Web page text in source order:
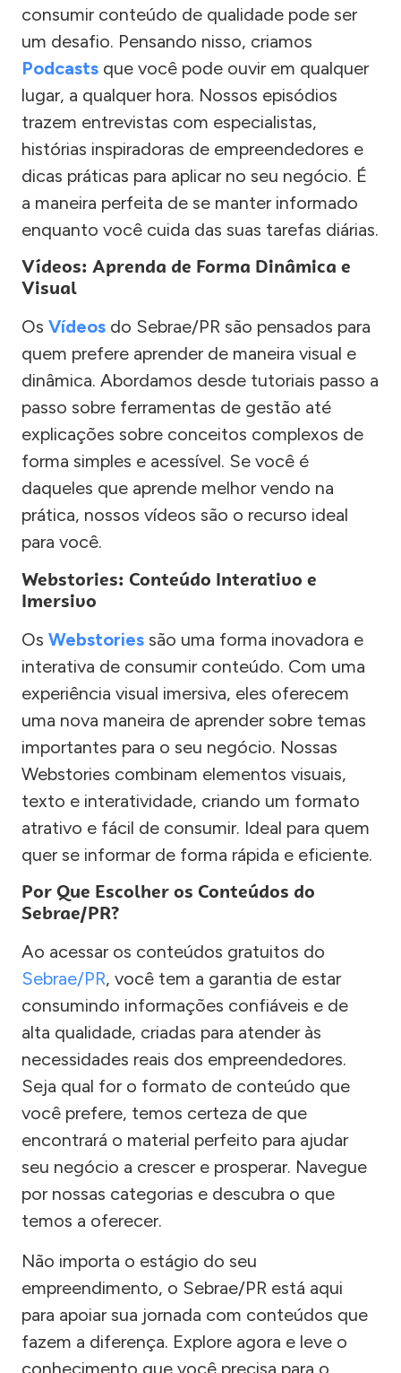
consumir conteúdo de qualidade pode ser
um desafio. Pensando nisso, criamos
Podcasts que você pode ouvir em qualquer
lugar, a qualquer hora. Nossos episódios
trazem entrevistas com especialistas,
histórias inspiradoras de empreendedores e
dicas práticas para aplicar no seu negócio. É
a maneira perfeita de se manter informado
enquanto você cuida das suas tarefas diárias.
Vídeos: Aprenda de Forma Dinâmica e
Visual
Os Vídeos do Sebrae/PR são pensados para
quem prefere aprender de maneira visual e
dinâmica. Abordamos desde tutoriais passo a
passo sobre ferramentas de gestão até
explicações sobre conceitos complexos de
forma simples e acessível. Se você é
daqueles que aprende melhor vendo na
prática, nossos vídeos são o recurso ideal
para você.
Webstories: Conteúdo Interativo e
Imersivo
Os Webstories são uma forma inovadora e
interativa de consumir conteúdo. Com uma
experiência visual imersiva, eles oferecem
uma nova maneira de aprender sobre temas
importantes para o seu negócio. Nossas
Webstories combinam elementos visuais,
texto e interatividade, criando um formato
atrativo e fácil de consumir. Ideal para quem
quer se informar de forma rápida e eficiente.
Por Que Escolher os Conteúdos do
Sebrae/PR?
Ao acessar os conteúdos gratuitos do
Sebrae/PR, você tem a garantia de estar
consumindo informações confiáveis e de
alta qualidade, criadas para atender às
necessidades reais dos empreendedores.
Seja qual for o formato de conteúdo que
você prefere, temos certeza de que
encontrará o material perfeito para ajudar
seu negócio a crescer e prosperar. Navegue
por nossas categorias e descubra o que
temos a oferecer.
Não importa o estágio do seu
empreendimento, o Sebrae/PR está aqui
para apoiar sua jornada com conteúdos que
fazem a diferença. Explore agora e leve o
conhecimento que você precisa para o